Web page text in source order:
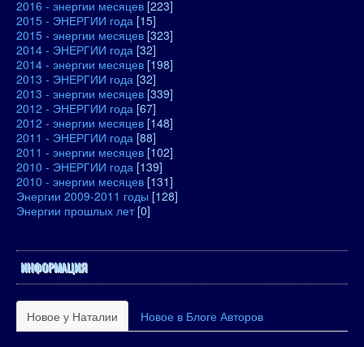
2016 - энергии месяцев [223]
2015 - ЭНЕРГИИ года [15]
2015 - энергии месяцев [323]
2014 - ЭНЕРГИИ года [32]
2014 - энергии месяцев [198]
2013 - ЭНЕРГИИ года [32]
2013 - энергии месяцев [339]
2012 - ЭНЕРГИИ года [67]
2012 - энергии месяцев [148]
2011 - ЭНЕРГИИ года [88]
2011 - энергии месяцев [102]
2010 - ЭНЕРГИИ года [139]
2010 - энергии месяцев [131]
Энергии 2009-2011 годы [128]
Энергии прошлых лет [0]
ИНФОРМАЦИЯ
Новое у Наталии Новое в Блоге Авторов